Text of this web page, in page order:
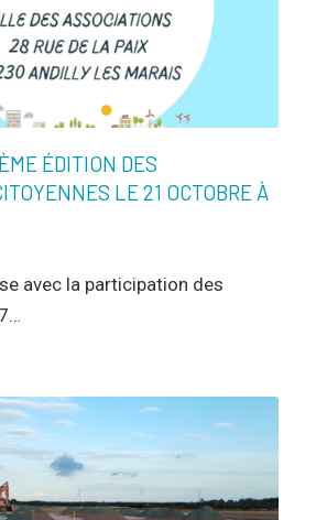
ÉDITION DES
LE 21 OCTOBRE À
avec la participation des